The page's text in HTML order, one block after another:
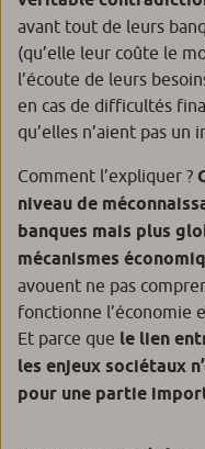
avant tout de leurs
(qu’elle leur coûte le
l’écoute de leurs
en cas de difficultés
qu’elles n’aient pas
Comment l’expliquer ?
niveau de
banques mais plus
mécanismes
avouent ne pas
fonctionne l’économie
Et parce que le lien
les enjeux sociétaux
pour une partie